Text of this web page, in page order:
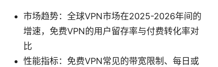
市场趋势：全球VPN市场在2025-2026年间的
增速，免费VPN的用户留存率与付费转化率对
比
性能指标：免费VPN常见的带宽限制、每日或